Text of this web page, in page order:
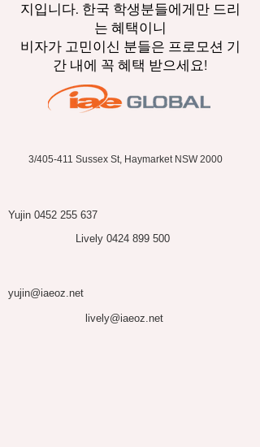
지입니다. 한국 학생분들에게만 드리
는 혜택이니
비자가 고민이신 분들은 프로모션 기
간 내에 꼭 혜택 받으세요!
3/405-411 Sussex St, Haymarket NSW 2000
Yujin 0452 255 637
Lively 0424 899 500
yujin@iaeoz.net
lively@iaeoz.net